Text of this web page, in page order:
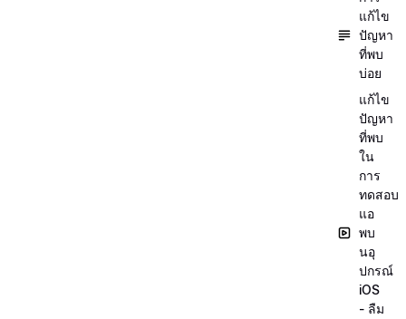
แก้ไข
ปัญหา
ที่พบ
บ่อย
แก้ไข
ปัญหา
ที่พบ
ใน
การ
ทดสอบ
แอ
พบ
นอุ
ปกรณ์
iOS
- ลืม